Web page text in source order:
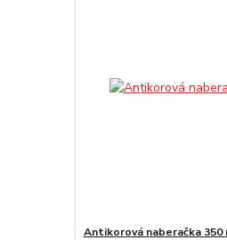
Antikorová naberačka 350